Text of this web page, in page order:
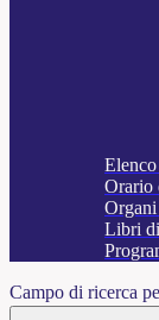
Orario
Libri
Campo di ricerca